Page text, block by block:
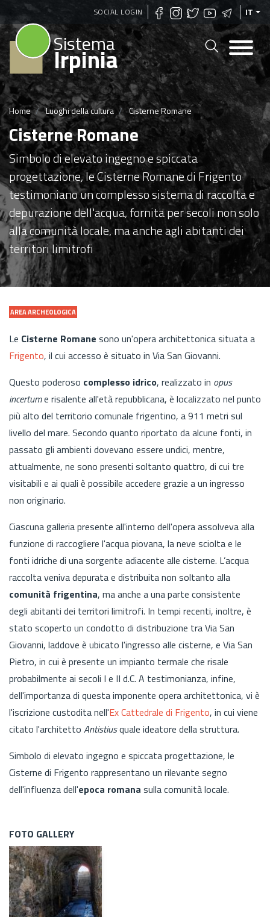
Salta
al
contenuto
principale
SOCIAL LOGIN IT
Sistema
Irpinia
Home Luoghi della cultura Cisterne Romane
Cisterne Romane
Simbolo di elevato ingegno e spiccata
progettazione, le Cisterne Romane di Frigento
testimoniano un complesso sistema di raccolta e
depurazione dell'acqua, fornita per secoli non solo
alla comunità locale, ma anche agli abitanti dei
territori limitrofi
AREA ARCHEOLOGICA
Le Cisterne Romane sono un'opera architettonica situata a
Frigento, il cui accesso è situato in Via San Giovanni.
Questo poderoso complesso idrico, realizzato in opus
incertume risalente all'età repubblicana, è localizzato nel punto
più alto del territorio comunale frigentino, a 911 metri sul
livello del mare. Secondo quanto riportato da alcune fonti, in
passato gli ambienti dovevano essere undici, mentre,
attualmente, ne sono presenti soltanto quattro, di cui tre
visitabili e ai quali è possibile accedere grazie a un ingresso
non originario.
Ciascuna galleria presente all'interno dell'opera assolveva alla
funzione di raccogliere l'acqua piovana, la neve sciolta e le
fonti idriche di una sorgente adiacente alle cisterne. L’acqua
raccolta veniva depurata e distribuita non soltanto alla
comunità frigentina, ma anche a una parte consistente
degli abitanti dei territori limitrofi. In tempi recenti, inoltre, è
stato scoperto un condotto di distribuzione tra Via San
Giovanni, laddove è ubicato l'ingresso alle cisterne, e Via San
Pietro, in cui è presente un impianto termale che risale
probabilmente ai secoli I e II d.C. A testimonianza, infine,
dell'importanza di questa imponente opera architettonica, vi è
l'iscrizione custodita nell'Ex Cattedrale di Frigento, in cui viene
citato l'architetto Antistiusquale ideatore della struttura.
Simbolo di elevato ingegno e spiccata progettazione, le
Cisterne di Frigento rappresentano un rilevante segno
dell'influenza dell'epoca romana sulla comunità locale.
FOTO GALLERY